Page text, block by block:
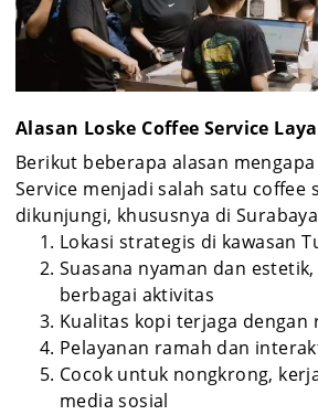
Alasan Loske Coffee Service
Berikut beberapa alasan mengapa
Service menjadi salah satu coffee
dikunjungi, khususnya di
Lokasi strategis di kawasan
Suasana nyaman dan
berbagai aktivitas
Kualitas kopi terjaga dengan
Pelayanan ramah dan
Cocok untuk nongkrong,
media sosial